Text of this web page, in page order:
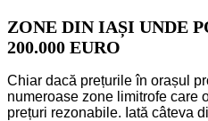
ZONE DIN IAȘI UNDE
200.000 EURO
Chiar dacă prețurile în orașul
numeroase zone limitrofe care
prețuri rezonabile. Iată câteva